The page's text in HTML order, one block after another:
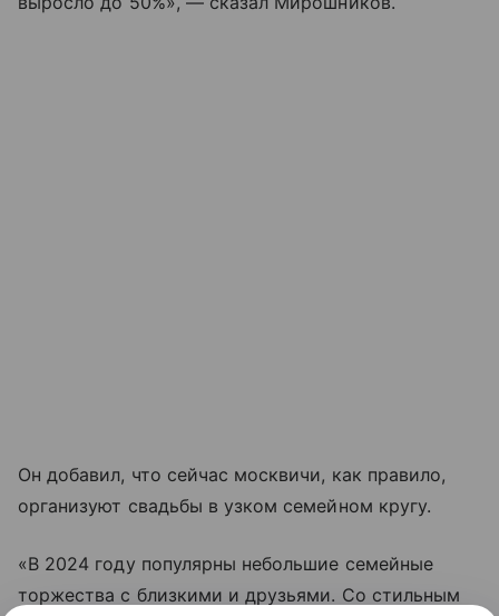
Он добавил, что сейчас москвичи, как правило,
организуют свадьбы в узком семейном кругу.
«В 2024 году популярны небольшие семейные
торжества с близкими и друзьями. Со стильным